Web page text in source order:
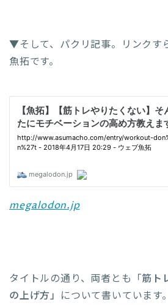
▼そして、パクリ記事。リンクす
魚拓です。
megalodon.jp
タイトルの通り、両者とも「筋ト
の上げ方」 について書いています